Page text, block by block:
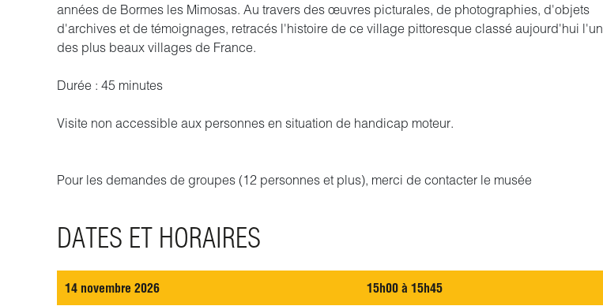
années de Bormes les Mimosas. Au travers des œuvres picturales, de photographies, d'objets
d'archives et de témoignages, retracés l'histoire de ce village pittoresque classé aujourd'hui l'un
des plus beaux villages de France.
Durée : 45 minutes
Visite non accessible aux personnes en situation de handicap moteur.
Pour les demandes de groupes (12 personnes et plus), merci de contacter le musée
DATES ET HORAIRES
14 novembre 2026 15h00 à 15h45